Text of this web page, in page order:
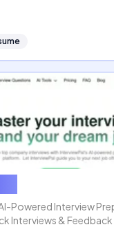
Powered Interview
Interviews & Feedback